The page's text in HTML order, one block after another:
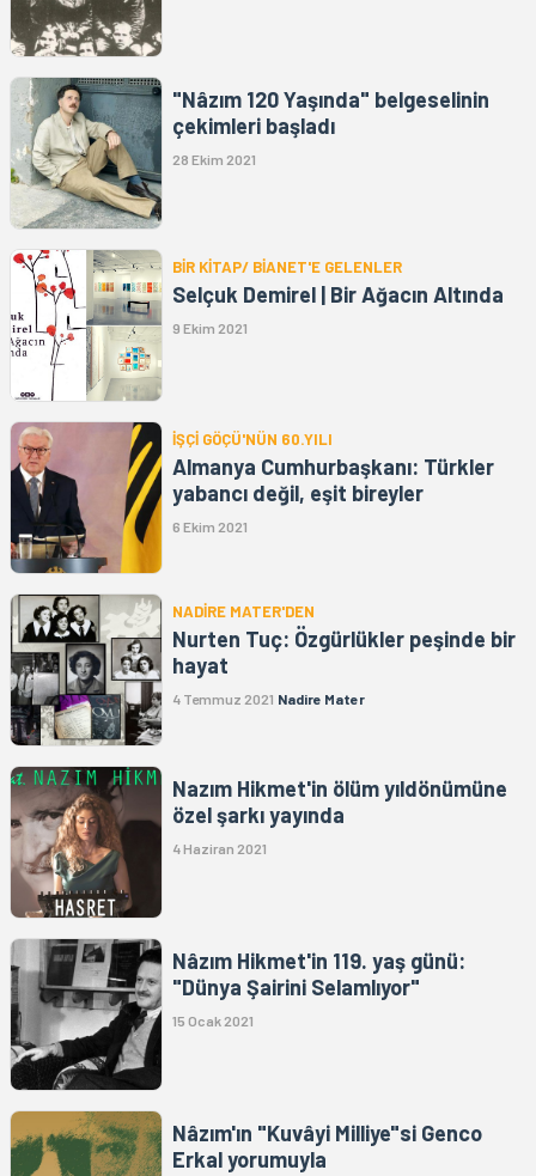
"Nâzım 120 Yaşında" belgeselinin
çekimleri başladı
28 Ekim 2021
BİR KİTAP/ BİANET'E GELENLER
Selçuk Demirel | Bir Ağacın Altında
9 Ekim 2021
İŞÇİ GÖÇÜ'NÜN 60.YILI
Almanya Cumhurbaşkanı: Türkler
yabancı değil, eşit bireyler
6 Ekim 2021
NADİRE MATER'DEN
Nurten Tuç: Özgürlükler peşinde bir
hayat
4 Temmuz 2021 Nadire Mater
Nazım Hikmet'in ölüm yıldönümüne
özel şarkı yayında
4 Haziran 2021
Nâzım Hikmet'in 119. yaş günü:
"Dünya Şairini Selamlıyor"
15 Ocak 2021
Nâzım'ın "Kuvâyi Milliye"si Genco
Erkal yorumuyla